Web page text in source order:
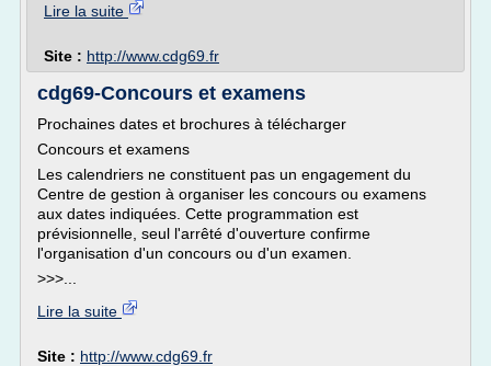
Lire la suite
Site : http://www.cdg69.fr
cdg69-Concours et examens
Prochaines dates et brochures à télécharger
Concours et examens
Les calendriers ne constituent pas un engagement du
Centre de gestion à organiser les concours ou examens
aux dates indiquées. Cette programmation est
prévisionnelle, seul l'arrêté d'ouverture confirme
l'organisation d'un concours ou d'un examen.
>>>...
Lire la suite
Site : http://www.cdg69.fr